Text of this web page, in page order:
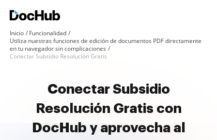
Inicio
Funcionalidad
Utiliza nuestras funciones de edición de documentos PDF directamente
en tu navegador sin complicaciones
Conectar Subsidio Resolución Gratis
Conectar Subsidio
Resolución Gratis con
DocHub y aprovecha al